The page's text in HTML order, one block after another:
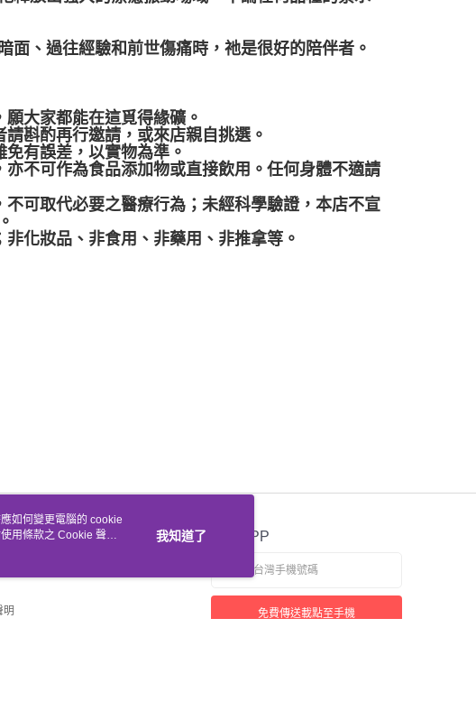
面、過往經驗和前世傷痛時，祂是很好的陪伴者。
大家都能在這覓得緣礦。
斟酌再行邀請，或來店親自挑選。
有誤差，以實物為準。
不可作為食品添加物或直接飲用。任何身體不適請
可取代必要之醫療行為；未經科學驗證，本店不宣
化妝品、非食用、非藥用、非推拿等。
明
官方APP
免費傳送載點至手機
如何變更電腦的 cookie
用條款之 Cookie 聲明
我知道了